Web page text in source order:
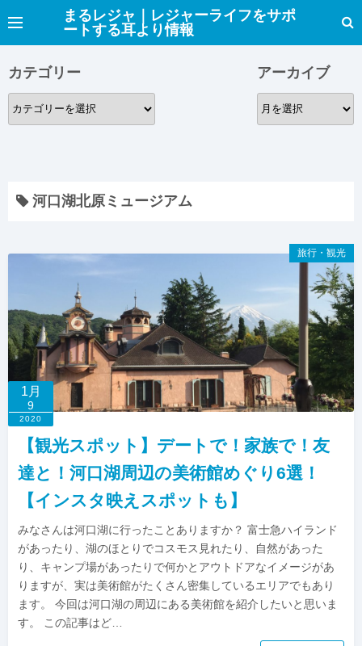
ン
ン
ツ
まるレジャ｜レジャーライフをサポ
ートする耳より情報
カテゴリー
カ
テ
アーカイブ
ア
ー
河口湖北原ミュージアム
旅行・観光
1月
9
2020
【観光スポット】デートで！家族で！友
達と！河口湖周辺の美術館めぐり6選！
【インスタ映えスポットも】
みなさんは河口湖に行ったことありますか？ 富士急ハイランド
があったり、湖のほとりでコスモス見れたり、自然があった
り、キャンプ場があったりで何かとアウトドアなイメージがあ
りますが、実は美術館がたくさん密集しているエリアでもあり
ます。 今回は河口湖の周辺にある美術館を紹介したいと思いま
す。 この記事はど…